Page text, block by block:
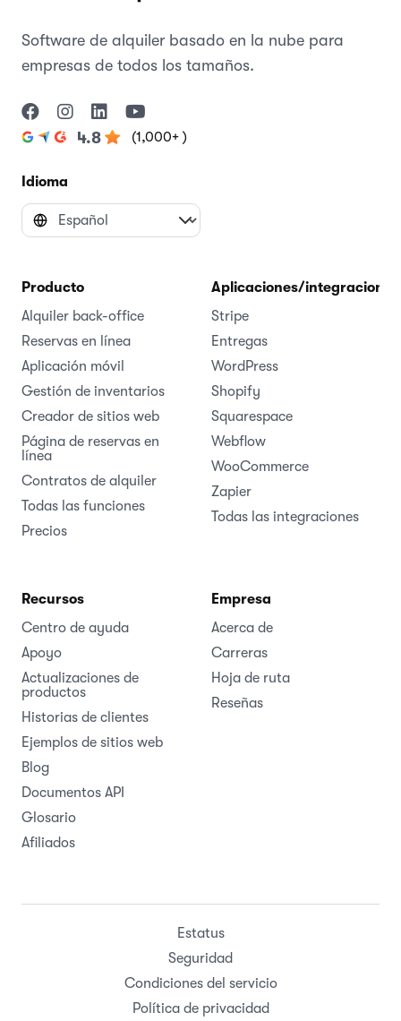
Software de alquiler basado en la nube para
empresas de todos los tamaños.
4.8 (1,000+ )
Idioma
Producto
Alquiler back-office
Reservas en línea
Aplicación móvil
Gestión de inventarios
Creador de sitios web
Página de reservas en
línea
Contratos de alquiler
Todas las funciones
Precios
Aplicaciones/integraciones
Stripe
Entregas
WordPress
Shopify
Squarespace
Webflow
WooCommerce
Zapier
Todas las integraciones
Recursos
Centro de ayuda
Apoyo
Actualizaciones de
productos
Historias de clientes
Ejemplos de sitios web
Blog
Documentos API
Glosario
Afiliados
Empresa
Acerca de
Carreras
Hoja de ruta
Reseñas
Estatus
Seguridad
Condiciones del servicio
Política de privacidad